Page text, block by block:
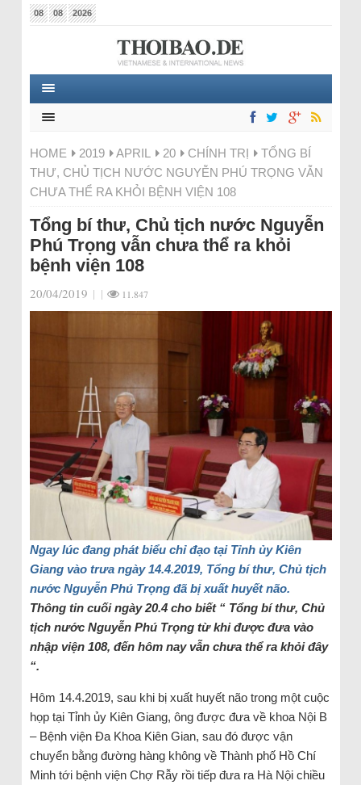
08 08 2026
HOME 2019 APRIL 20 CHÍNH TRỊ
TỔNG BÍ
THƯ, CHỦ TỊCH NƯỚC NGUYỄN PHÚ TRỌNG VẪN
CHƯA THỂ RA KHỎI BỆNH VIỆN 108
Tổng bí thư, Chủ tịch nước Nguyễn
Phú Trọng vẫn chưa thể ra khỏi
bệnh viện 108
20/04/2019 | | 11.847
Ngay lúc đang phát biểu chỉ đạo tại Tỉnh ủy Kiên
Giang vào trưa ngày 14.4.2019, Tổng bí thư, Chủ tịch
nước Nguyễn Phú Trọng đã bị xuất huyết não.
Thông tin cuối ngày 20.4 cho biết “ Tổng bí thư, Chủ
tịch nước Nguyễn Phú Trọng từ khi được đưa vào
nhập viện 108, đến hôm nay vẫn chưa thể ra khỏi đây
“.
Hôm 14.4.2019, sau khi bị xuất huyết não trong một cuộc
họp tại Tỉnh ủy Kiên Giang, ông được đưa về khoa Nội B
– Bệnh viện Đa Khoa Kiên Gian, sau đó được vận
chuyển bằng đường hàng không về Thành phố Hồ Chí
Minh tới bệnh viện Chợ Rẫy rồi tiếp đưa ra Hà Nội chiều